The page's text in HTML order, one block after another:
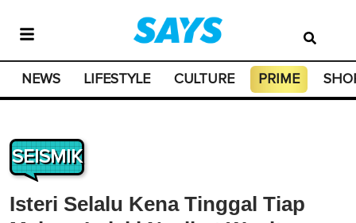
NEWS LIFESTYLE CULTURE PRIME
SEISMIK
Isteri Selalu Kena Tinggal Tiap